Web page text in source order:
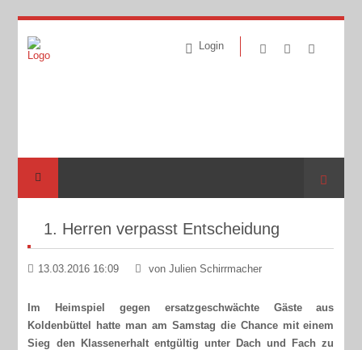
Login
Suche
1. Herren verpasst Entscheidung
13.03.2016 16:09 von Julien Schirrmacher
Im Heimspiel gegen ersatzgeschwächte Gäste aus
Koldenbüttel hatte man am Samstag die Chance mit einem
Sieg den Klassenerhalt entgültig unter Dach und Fach zu